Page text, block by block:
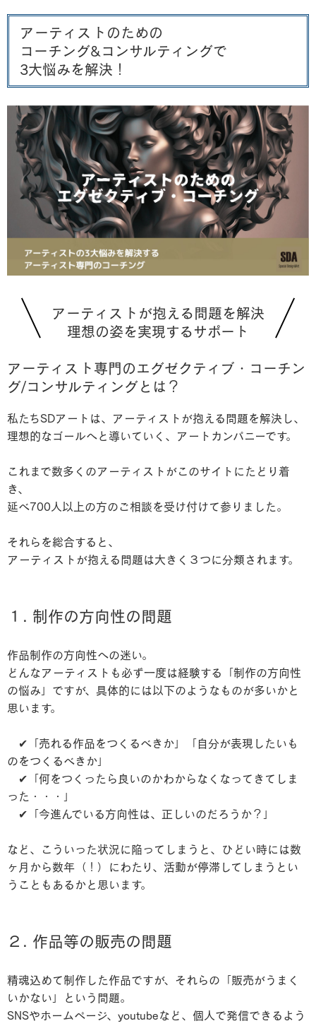
アーティストのための
コーチング&コンサルティングで
3大悩みを解決！
アーティストが抱える問題を解決
理想の姿を実現するサポート
アーティスト専門のエグゼクティブ・コーチン
グ/コンサルティングとは？
私たちSDアートは、アーティストが抱える問題を解決し、
理想的なゴールへと導いていく、アートカンパニーです。
これまで数多くのアーティストがこのサイトにたどり着
き、
延べ700人以上の方のご相談を受け付けて参りました。
それらを総合すると、
アーティストが抱える問題は大きく３つに分類 されます。
１. 制作の方向性の問題
作品制作の方向性への迷い。
どんなアーティストも必ず一度は経験する「制作の方向性
の悩み」ですが、具体的には以下のようなものが多いかと
思います。
✔︎「売れる作品をつくるべきか」「自分が表現したいも
のをつくるべきか」
✔︎「何をつくったら良いのかわからなくなってきてしま
った・・・」
✔︎「今進んでいる方向性は、正しいのだろうか？」
など、こういった状況に陥ってしまうと、ひどい時には数
ヶ月から数年（！）にわたり、活動が停滞してしまうとい
うこともあるかと思います。
２. 作品等の販売の問題
精魂込めて制作した作品ですが、それらの「販売がうまく
いかない」という問題。
SNSやホームページ、youtubeなど、個人で発信できるよう